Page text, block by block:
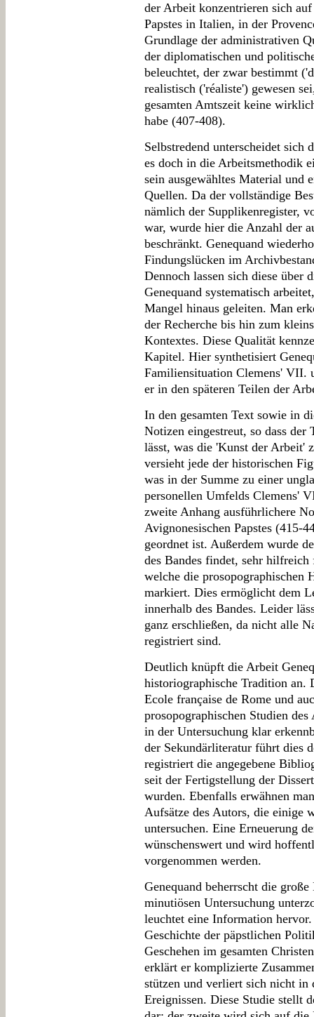
der Arbeit konzentrieren sich
Papstes in Italien, in der
Grundlage der administrativen
der diplomatischen und
beleuchtet, der zwar bestimmt
realistisch ('réaliste') gewesen
gesamten Amtszeit keine
habe (407-408).
Selbstredend unterscheidet sich
es doch in die Arbeitsmethodik
sein ausgewähltes Material und
Quellen. Da der vollständige
nämlich der Supplikenregister,
war, wurde hier die Anzahl der
beschränkt. Genequand
Findungslücken im
Dennoch lassen sich diese über
Genequand systematisch
Mangel hinaus geleiten. Man
der Recherche bis hin zum
Kontextes. Diese Qualität
Kapitel. Hier synthetisiert
Familiensituation Clemens' VII.
er in den späteren Teilen der
In den gesamten Text sowie in
Notizen eingestreut, so dass der
lässt, was die 'Kunst der Arbeit'
versieht jede der historischen
was in der Summe zu einer
personellen Umfelds Clemens'
zweite Anhang ausführlichere
Avignonesischen Papstes (415-
geordnet ist. Außerdem wurde
des Bandes findet, sehr
welche die prosopographischen
markiert. Dies ermöglicht dem
innerhalb des Bandes. Leider
ganz erschließen, da nicht alle
registriert sind.
Deutlich knüpft die Arbeit
historiographische Tradition an.
Ecole française de Rome und
prosopographischen Studien
in der Untersuchung klar
der Sekundärliteratur führt dies
registriert die angegebene
seit der Fertigstellung der
wurden. Ebenfalls erwähnen
Aufsätze des Autors, die einige
untersuchen. Eine Erneuerung
wünschenswert und wird
vorgenommen werden.
Genequand beherrscht die
minutiösen Untersuchung
leuchtet eine Information
Geschichte der päpstlichen
Geschehen im gesamten
erklärt er komplizierte
stützen und verliert sich nicht in
Ereignissen. Diese Studie stellt